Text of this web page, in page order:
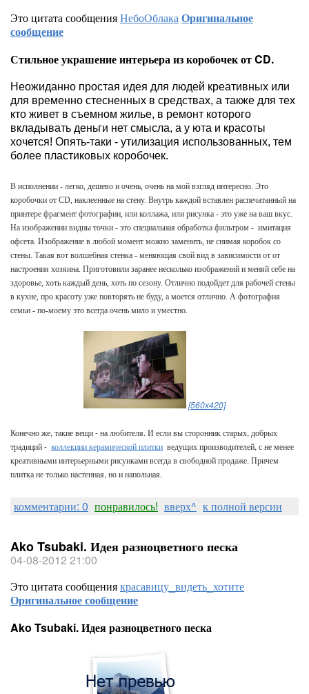
Это цитата сообщенияНебоОблакаОригинальное
сообщение
Стильное украшение интерьера из коробочек от CD.
Неожиданно простая идея для людей креативных или
для временно стесненных в средствах, а также для тех
кто живет в съемном жилье, в ремонт которого
вкладывать деньги нет смысла, а у юта и красоты
хочется! Опять-таки - утилизация использованных, тем
более пластиковых коробочек.
В исполнении - легко, дешево и очень, очень на мой взгляд интересно. Это
коробочки от CD, наклеенные на стену. Внутрь каждой вставлен распечатанный на
принтере фрагмент фотографии, или коллажа, или рисунка - это уже на ваш вкус.
На изображении видны точки - это специальная обработка фильтром - имитация
офсета. Изображение в любой момент можно заменить, не снимая коробок со
стены. Такая вот волшебная стенка - меняющая свой вид в зависимости от от
настроения хозяина. Приготовили заранее несколько изображений и меняй себе на
здоровье, хоть каждый день, хоть по сезону. Отлично подойдет для рабочей стены
в кухне, про красоту уже повторять не буду, а моется отлично. А фотография
семьи - по-моему это всегда очень мило и уместно.
[560x420]
Конечно же, такие вещи - на любителя. И если вы сторонник старых, добрых
традиций - коллекции керамической плитки ведущих производителей, с не менее
креативными интерьерными рисунками всегда в свободной продаже. Причем
плитка не только настенная, но и напольная.
комментарии: 0 понравилось! вверх^ к полной версии
Ako Tsubaki. Идея разноцветного песка
04-08-2012 21:00
Это цитата сообщениякрасавицу_видеть_хотите
Оригинальное сообщение
Ako Tsubaki. Идея разноцветного песка